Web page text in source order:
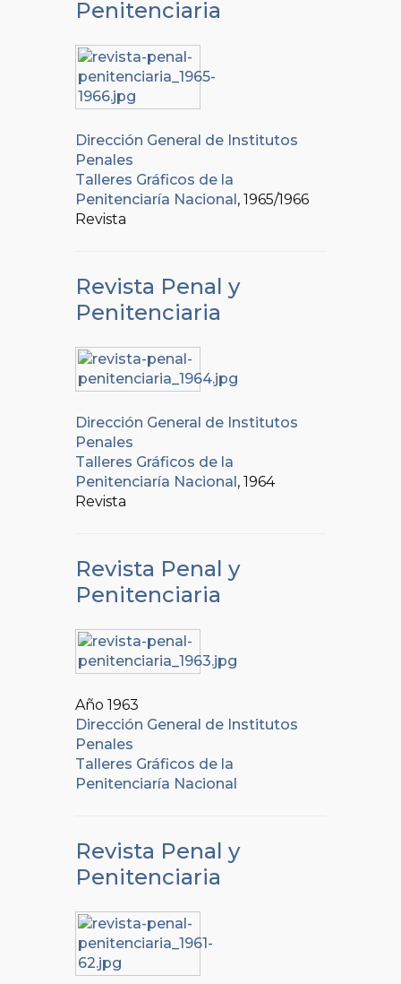
Penitenciaria
Dirección General de Institutos
Penales
Talleres Gráficos de la
Penitenciaría Nacional , 1965/1966
Revista
Revista Penal y
Penitenciaria
Dirección General de Institutos
Penales
Talleres Gráficos de la
Penitenciaría Nacional , 1964
Revista
Revista Penal y
Penitenciaria
Año 1963
Dirección General de Institutos
Penales
Talleres Gráficos de la
Penitenciaría Nacional
Revista Penal y
Penitenciaria